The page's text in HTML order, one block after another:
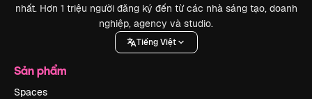
nhất. Hơn 1 triệu người đăng ký đến từ các nhà sáng tạo, doanh
nghiệp, agency và studio.
Tiếng Việt
Sản phẩm
Spaces